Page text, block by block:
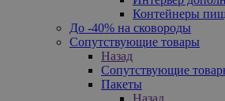
Контейнеры
До -40% на сковороды
Сопутствующие товары
Назад
Сопутствующие
Пакеты
Назад